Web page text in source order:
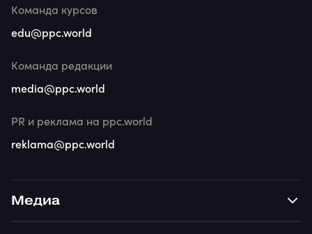
Медиа
Команда курсов
edu@ppc.world
Команда редакции
media@ppc.world
PR и реклама на ppc.world
reklama@ppc.world